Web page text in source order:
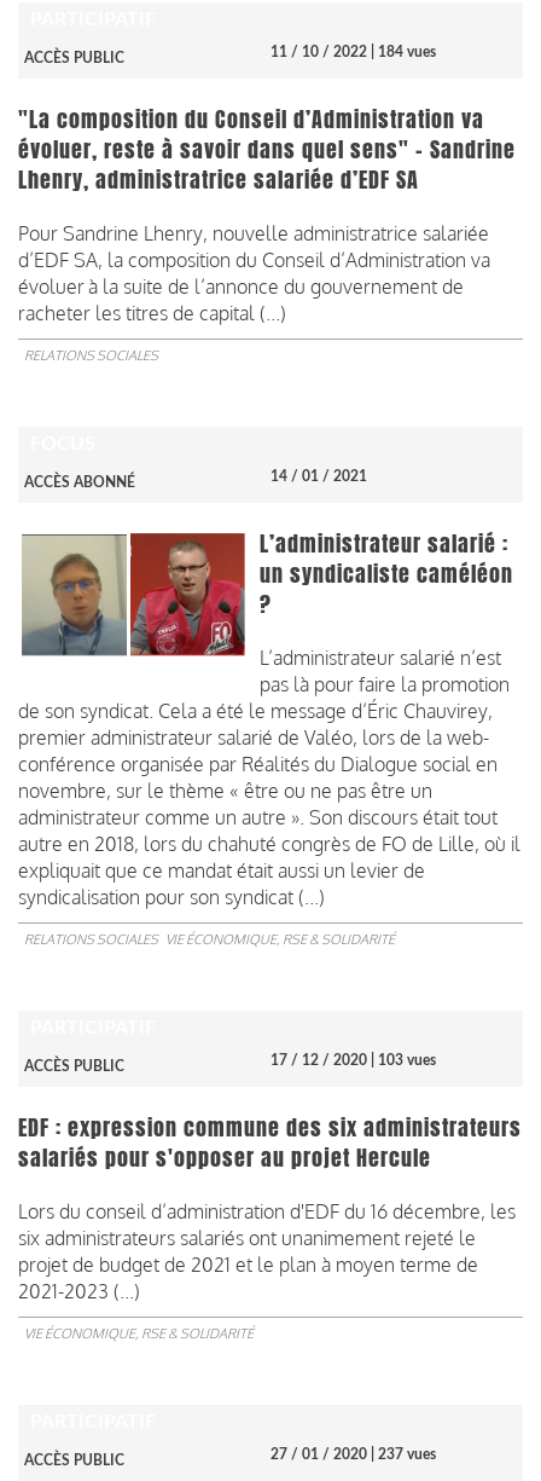
ACCÈS PUBLIC 11 / 10 / 2022 | 184 vues
"La composition du Conseil d’Administration va
évoluer, reste à savoir dans quel sens" - Sandrine
Lhenry, administratrice salariée d’EDF SA
Pour Sandrine Lhenry, nouvelle administratrice salariée
d’EDF SA, la composition du Conseil d’Administration va
évoluer à la suite de l’annonce du gouvernement de
racheter les titres de capital (...)
RELATIONS SOCIALES
ACCÈS ABONNÉ 14 / 01 / 2021
L’administrateur salarié :
un syndicaliste caméléon
?
L’administrateur salarié n’est
pas là pour faire la promotion
de son syndicat. Cela a été le message d’Éric Chauvirey,
premier administrateur salarié de Valéo, lors de la web-
conférence organisée par Réalités du Dialogue social en
novembre, sur le thème « être ou ne pas être un
administrateur comme un autre ». Son discours était tout
autre en 2018, lors du chahuté congrès de FO de Lille, où il
expliquait que ce mandat était aussi un levier de
syndicalisation pour son syndicat (...)
RELATIONS SOCIALES VIE ÉCONOMIQUE, RSE & SOLIDARITÉ
ACCÈS PUBLIC 17 / 12 / 2020 | 103 vues
EDF : expression commune des six administrateurs
salariés pour s'opposer au projet Hercule
Lors du conseil d’administration d'EDF du 16 décembre, les
six administrateurs salariés ont unanimement rejeté le
projet de budget de 2021 et le plan à moyen terme de
2021-2023 (...)
VIE ÉCONOMIQUE, RSE & SOLIDARITÉ
ACCÈS PUBLIC 27 / 01 / 2020 | 237 vues